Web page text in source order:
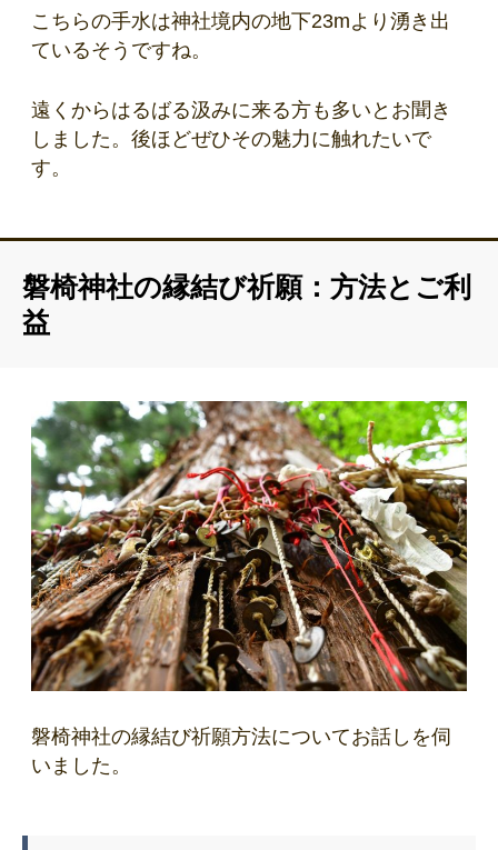
こちらの手水は神社境内の地下23mより湧き出
ているそうですね。
遠くからはるばる汲みに来る方も多いとお聞き
しました。後ほどぜひその魅力に触れたいで
す。
磐椅神社の縁結び祈願：方法とご利
益
磐椅神社の縁結び祈願方法についてお話しを伺
いました。